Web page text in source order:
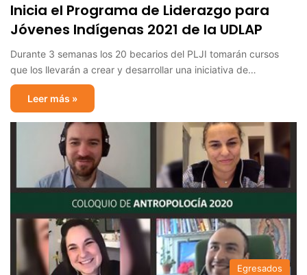
Inicia el Programa de Liderazgo para
Jóvenes Indígenas 2021 de la UDLAP
Durante 3 semanas los 20 becarios del PLJI tomarán cursos
que los llevarán a crear y desarrollar una iniciativa de…
Leer más »
Egresados